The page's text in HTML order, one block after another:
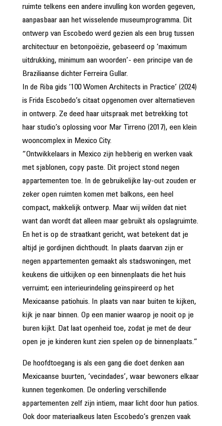
ruimte telkens een andere invulling kon worden gegeven,
aanpasbaar aan het wisselende museumprogramma. Dit
ontwerp van Escobedo werd gezien als een brug tussen
architectuur en betonpoëzie, gebaseerd op ‘maximum
uitdrukking, minimum aan woorden’- een principe van de
Braziliaanse dichter Ferreira Gullar.
In de Riba gids ‘100 Women Architects in Practice’ (2024)
is Frida Escobedo’s citaat opgenomen over alternatieven
in ontwerp. Ze deed haar uitspraak met betrekking tot
haar studio’s oplossing voor Mar Tirreno (2017), een klein
wooncomplex in Mexico City.
“Ontwikkelaars in Mexico zijn hebberig en werken vaak
met sjablonen, copy paste. Dit project stond negen
appartementen toe. In de gebruikelijke lay-out zouden er
zeker open ruimten komen met balkons, een heel
compact, makkelijk ontwerp. Maar wij wilden dat niet
want dan wordt dat alleen maar gebruikt als opslagruimte.
En het is op de straatkant gericht, wat betekent dat je
altijd je gordijnen dichthoudt. In plaats daarvan zijn er
negen appartementen gemaakt als stadswoningen, met
keukens die uitkijken op een binnenplaats die het huis
verruimt; een interieurindeling geïnspireerd op het
Mexicaanse patiohuis. In plaats van naar buiten te kijken,
kijk je naar binnen. Op een manier waarop je nooit op je
buren kijkt. Dat laat openheid toe, zodat je met de deur
open je je kinderen kunt zien spelen op de binnenplaats.”
De hoofdtoegang is als een gang die doet denken aan
Mexicaanse buurten, ‘vecindades’, waar bewoners elkaar
kunnen tegenkomen. De onderling verschillende
appartementen zelf zijn intiem, maar licht door hun patios.
Ook door materiaalkeus laten Escobedo’s grenzen vaak